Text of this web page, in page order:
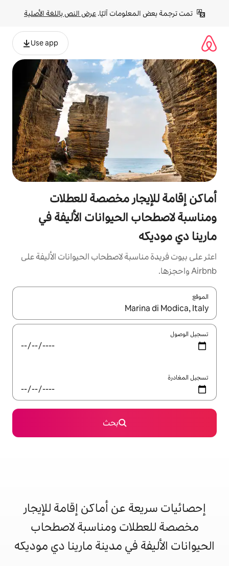
آليًا. عرض النص باللغة الأصلية
مخصصة للعطلات
الأليفة في
لاصطحاب الحيوانات الأليفة على
باستخدام السهمين لأعلى ولأسفل أو استكشف عن طريق اللمس أو السحب.
عن أماكن إقامة للإيجار
ومناسبة لاصطحاب
في مدينة مارينا دي موديكه